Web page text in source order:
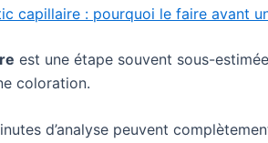
capillaire : pourquoi le faire avant
est une étape souvent sous-
coloration.
d’analyse peuvent